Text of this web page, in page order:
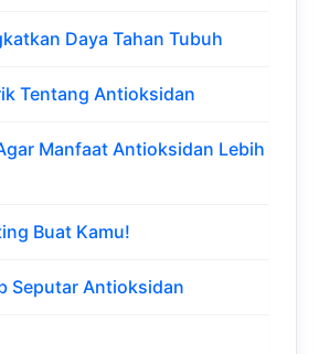
Daya Tahan Tubuh
Tentang Antioksidan
Manfaat Antioksidan Lebih
Buat Kamu!
Seputar Antioksidan